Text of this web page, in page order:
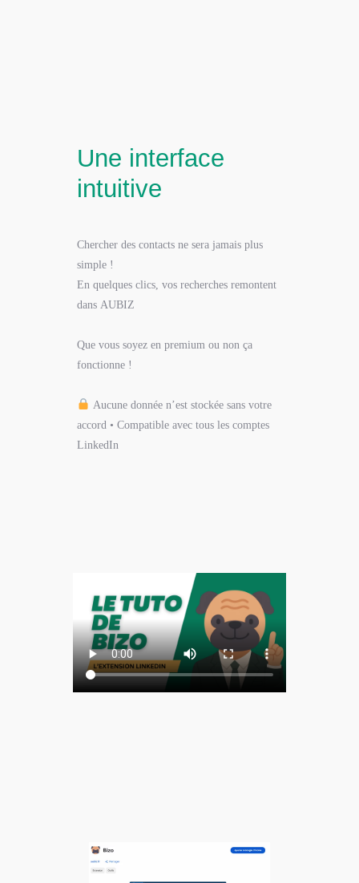
Une interface
intuitive
Chercher des contacts ne sera jamais plus
simple !
En quelques clics, vos recherches remontent
dans AUBIZ
Que vous soyez en premium ou non ça
fonctionne !
Aucune donnée n’est stockée sans votre
accord • Compatible avec tous les comptes
LinkedIn